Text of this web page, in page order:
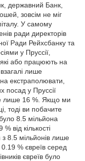
державний Банк,
зовсім не міг
У самому
ради директорів
Ради Рейхсбанку та
у Пруссії,
які або працюють на
лише
екстраполювати,
посад у Пруссії
лише 16 %. Якщо ми
тоді ви побачите
8.5 мільйона
від кількості
8.5 мільйонів лише
% євреїв серед
євреїв було